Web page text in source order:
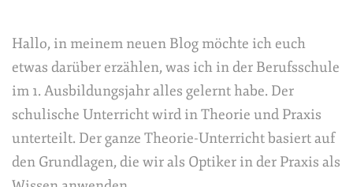
Hallo, in meinem neuen Blog möchte ich euch
etwas darüber erzählen, was ich in der Berufsschule
im 1. Ausbildungsjahr alles gelernt habe. Der
schulische Unterricht wird in Theorie und Praxis
unterteilt. Der ganze Theorie-Unterricht basiert auf
den Grundlagen, die wir als Optiker in der Praxis als